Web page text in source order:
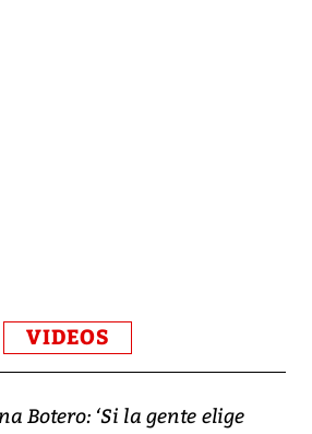
VIDEOS
Botero: ‘Si la gente elige